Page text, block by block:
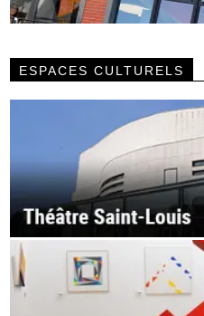
ESPACES CULTURELS